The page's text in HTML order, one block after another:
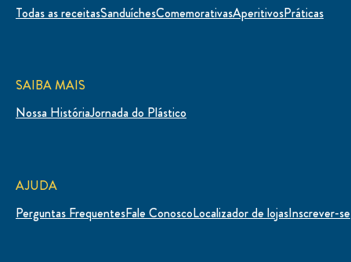
Todas as receitasSanduíchesComemorativasAperitivosPráticas
SAIBA MAIS
Nossa HistóriaJornada do Plástico
AJUDA
Perguntas FrequentesFale ConoscoLocalizador de lojasInscrever-se